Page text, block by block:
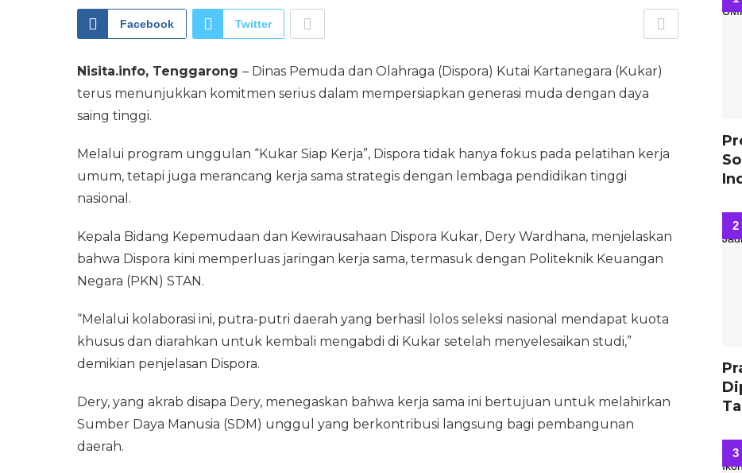
Facebook Twitter
Nisita.info, Tenggarong – Dinas Pemuda dan Olahraga (Dispora) Kutai Kartanegara (Kukar)
terus menunjukkan komitmen serius dalam mempersiapkan generasi muda dengan daya
saing tinggi.
Melalui program unggulan “Kukar Siap Kerja”, Dispora tidak hanya fokus pada pelatihan kerja
umum, tetapi juga merancang kerja sama strategis dengan lembaga pendidikan tinggi
nasional.
Kepala Bidang Kepemudaan dan Kewirausahaan Dispora Kukar, Dery Wardhana, menjelaskan
bahwa Dispora kini memperluas jaringan kerja sama, termasuk dengan Politeknik Keuangan
Negara (PKN) STAN.
“Melalui kolaborasi ini, putra-putri daerah yang berhasil lolos seleksi nasional mendapat kuota
khusus dan diarahkan untuk kembali mengabdi di Kukar setelah menyelesaikan studi,”
demikian penjelasan Dispora.
Dery, yang akrab disapa Dery, menegaskan bahwa kerja sama ini bertujuan untuk melahirkan
Sumber Daya Manusia (SDM) unggul yang berkontribusi langsung bagi pembangunan
daerah.